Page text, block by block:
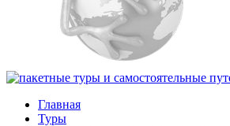
Главная
Туры